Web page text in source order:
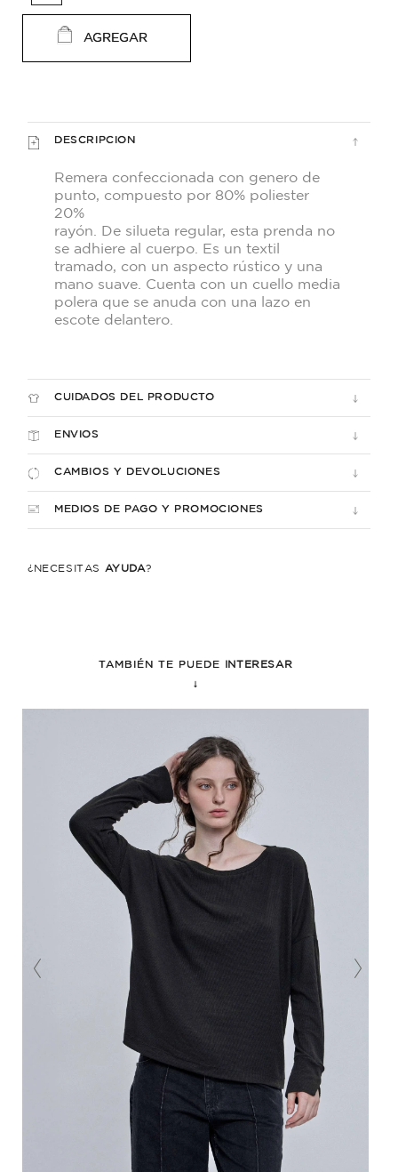
AGREGAR
DESCRIPCION
Remera confeccionada con genero de
punto, compuesto por 80% poliester
20%
rayón. De silueta regular, esta prenda no
se adhiere al cuerpo. Es un textil
tramado, con un aspecto rústico y una
mano suave. Cuenta con un cuello media
polera que se anuda con una lazo en
escote delantero.
CUIDADOS DEL PRODUCTO
ENVIOS
CAMBIOS Y DEVOLUCIONES
MEDIOS DE PAGO Y PROMOCIONES
¿NECESITÁS AYUDA?
TAMBIÉN TE PUEDE
INTERESAR
↓